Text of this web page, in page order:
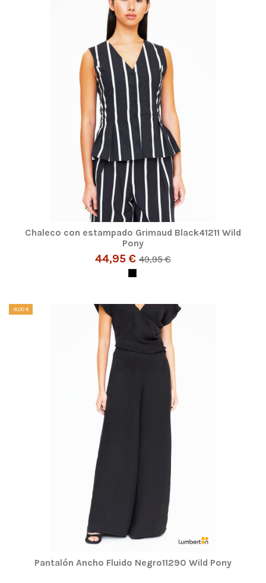
Chaleco con estampado Grimaud Black41211 Wild
Pony
44,95 € 49,95 €
-8,00 €
Pantalón Ancho Fluido Negro11290 Wild Pony